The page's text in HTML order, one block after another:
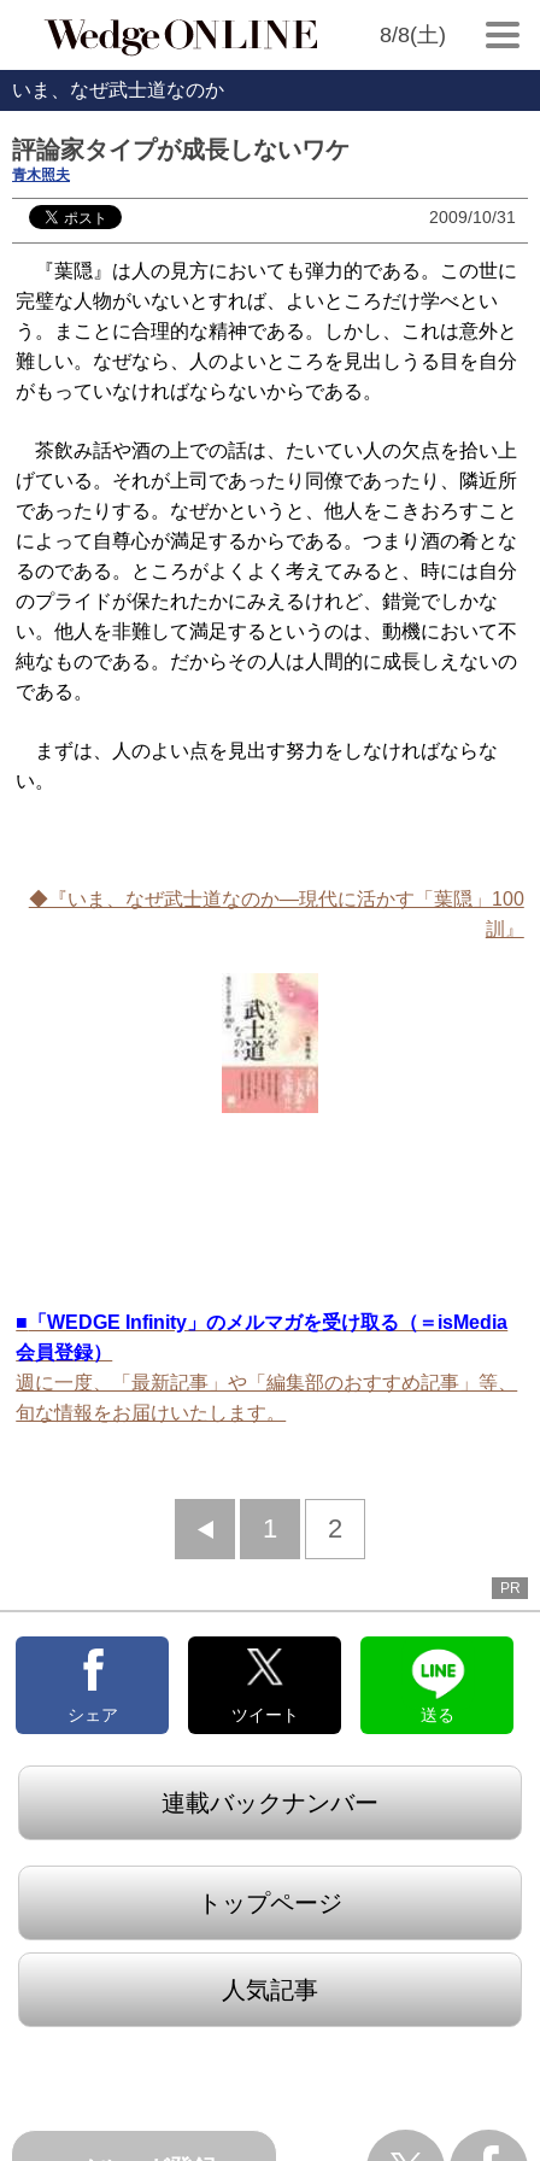
8/8(土)
いま、なぜ武士道なのか
評論家タイプが成長しないワケ
青木照夫
2009/10/31
『葉隠』は人の見方においても弾力的である。この世に
完璧な人物がいないとすれば、よいところだけ学べとい
う。まことに合理的な精神である。しかし、これは意外と
難しい。なぜなら、人のよいところを見出しうる目を自分
がもっていなければならないからである。
茶飲み話や酒の上での話は、たいてい人の欠点を拾い上
げている。それが上司であったり同僚であったり、隣近所
であったりする。なぜかというと、他人をこきおろすこと
によって自尊心が満足するからである。つまり酒の肴とな
るのである。ところがよくよく考えてみると、時には自分
のプライドが保たれたかにみえるけれど、錯覚でしかな
い。他人を非難して満足するというのは、動機において不
純なものである。だからその人は人間的に成長しえないの
である。
まずは、人のよい点を見出す努力をしなければならな
い。
◆『いま、なぜ武士道なのか―現代に活かす「葉隠」100
訓』
■ 「WEDGE Infinity」のメルマガを受け取る（＝isMedia
会員登録）
週に一度、「最新記事」や「編集部のおすすめ記事」等、
旬な情報をお届けいたします。
前
1 2
PR
シェア ツイート 送る
連載バックナンバー
トップページ
人気記事